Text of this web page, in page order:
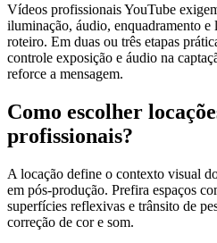
Vídeos profissionais YouTube
iluminação, áudio, enquadramento e
roteiro. Em duas ou três etapas
controle exposição e áudio na
reforce a mensagem.
Como escolher
profissionais?
A locação define o contexto visual
em pós-produção. Prefira espaços
superfícies reflexivas e trânsito de
correção de cor e som.